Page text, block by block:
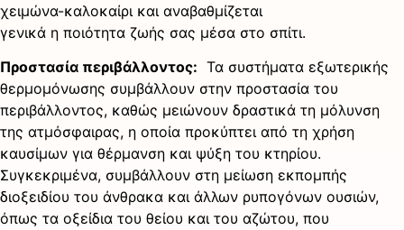
χειμώνα-καλοκαίρι και αναβαθμίζεται
γενικά η ποιότητα ζωής σας μέσα στο σπίτι.
Προστασία περιβάλλοντος: Τα συστήματα εξωτερικής
θερμομόνωσης συμβάλλουν στην προστασία του
περιβάλλοντος, καθώς μειώνουν δραστικά τη μόλυνση
της ατμόσφαιρας, η οποία προκύπτει από τη χρήση
καυσίμων για θέρμανση και ψύξη του κτηρίου.
Συγκεκριμένα, συμβάλλουν στη μείωση εκπομπής
διοξειδίου του άνθρακα και άλλων ρυπογόνων ουσιών,
όπως τα οξείδια του θείου και του αζώτου, που